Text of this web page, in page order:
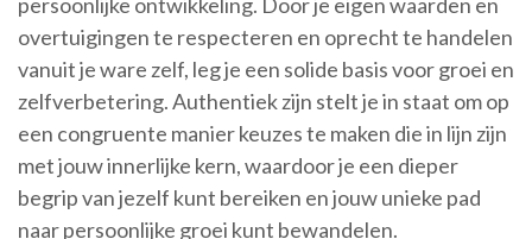
overtuigingen te respecteren en oprecht te handelen
vanuit je ware zelf, leg je een solide basis voor groei en
zelfverbetering. Authentiek zijn stelt je in staat om op
een congruente manier keuzes te maken die in lijn zijn
met jouw innerlijke kern, waardoor je een dieper
begrip van jezelf kunt bereiken en jouw unieke pad
naar persoonlijke groei kunt bewandelen.